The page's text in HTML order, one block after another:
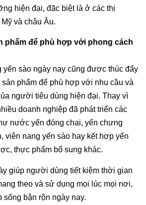
hiện đại, đặc biệt là ở các thị
và châu Âu.
phẩm để phù hợp với phong cách
sào ngày nay cũng được thúc đẩy
phẩm để phù hợp với nhu cầu và
người tiêu dùng hiện đại. Thay vì
doanh nghiệp đã phát triển các
nước yến đóng chai, yến chưng
viên nang yến sào hay kết hợp yến
thực phẩm bổ sung khác.
giúp người dùng tiết kiệm thời gian
theo và sử dụng mọi lúc mọi nơi,
bận rộn ngày nay.